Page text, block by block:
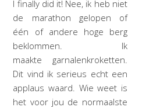
I finally did it! Nee, ik heb niet
de marathon gelopen of
één of andere hoge berg
beklommen. Ik
maakte garnalenkroketten.
Dit vind ik serieus echt een
applaus waard. Wie weet is
het voor jou de normaalste